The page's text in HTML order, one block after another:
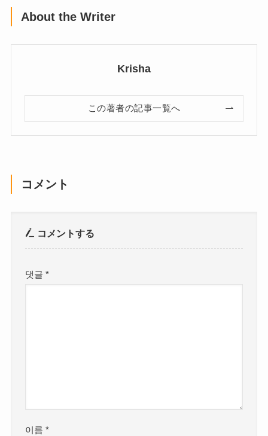
About the Writer
Krisha
この著者の記事一覧へ
コメント
コメントする
댓글*
이름*